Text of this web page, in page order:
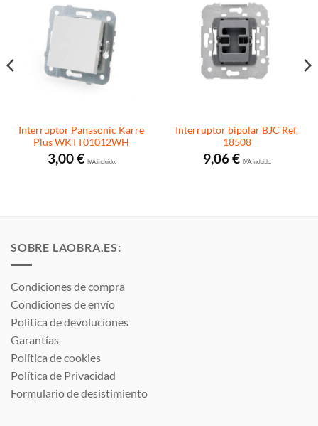
Interruptor Panasonic Karre
Plus WKTT01012WH
3,00€I.V.A. incluido.
Interruptor bipolar BJC Ref.
18508
9,06€I.V.A. incluido.
SOBRE LAOBRA.ES:
Condiciones de compra
Condiciones de envío
Política de devoluciones
Garantías
Política de cookies
Política de Privacidad
Formulario de desistimiento